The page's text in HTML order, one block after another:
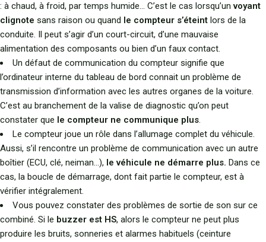
: à chaud, à froid, par temps humide… C’est le cas lorsqu’unvoyant
clignote sans raison ou quand le compteur s’éteint lors de la
conduite. Il peut s’agir d’un court-circuit, d’une mauvaise
alimentation des composants ou bien d’un faux contact.
Un défaut de communication du compteur signifie que
l’ordinateur interne du tableau de bord connait un problème de
transmission d’information avec les autres organes de la voiture.
C’est au branchement de la valise de diagnostic qu’on peut
constater que le compteur ne communique plus.
Le compteur joue un rôle dans l’allumage complet du véhicule.
Aussi, s’il rencontre un problème de communication avec un autre
boîtier (ECU, clé, neiman…), le véhicule ne démarre plus. Dans ce
cas, la boucle de démarrage, dont fait partie le compteur, est à
vérifier intégralement.
Vous pouvez constater des problèmes de sortie de son sur ce
combiné. Si le buzzer est HS, alors le compteur ne peut plus
produire les bruits, sonneries et alarmes habituels (ceinture